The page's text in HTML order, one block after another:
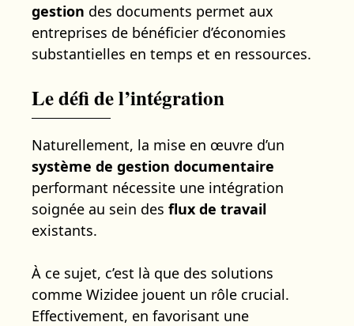
gestion des documents permet aux
entreprises de bénéficier d’économies
substantielles en temps et en ressources.
Le défi de l’intégration
Naturellement, la mise en œuvre d’un
système de gestion documentaire
performant nécessite une intégration
soignée au sein des flux de travail
existants.
À ce sujet, c’est là que des solutions
comme Wizidee jouent un rôle crucial.
Effectivement, en favorisant une